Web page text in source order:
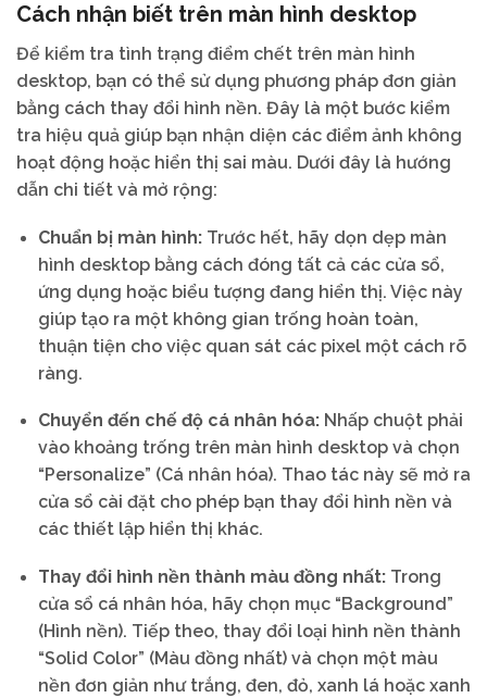
Cách nhận biết trên màn hình desktop
Để kiểm tra tình trạng điểm chết trên màn hình
desktop, bạn có thể sử dụng phương pháp đơn giản
bằng cách thay đổi hình nền. Đây là một bước kiểm
tra hiệu quả giúp bạn nhận diện các điểm ảnh không
hoạt động hoặc hiển thị sai màu. Dưới đây là hướng
dẫn chi tiết và mở rộng:
Chuẩn bị màn hình: Trước hết, hãy dọn dẹp màn
hình desktop bằng cách đóng tất cả các cửa sổ,
ứng dụng hoặc biểu tượng đang hiển thị. Việc này
giúp tạo ra một không gian trống hoàn toàn,
thuận tiện cho việc quan sát các pixel một cách rõ
ràng.
Chuyển đến chế độ cá nhân hóa: Nhấp chuột phải
vào khoảng trống trên màn hình desktop và chọn
“Personalize” (Cá nhân hóa). Thao tác này sẽ mở ra
cửa sổ cài đặt cho phép bạn thay đổi hình nền và
các thiết lập hiển thị khác.
Thay đổi hình nền thành màu đồng nhất: Trong
cửa sổ cá nhân hóa, hãy chọn mục “Background”
(Hình nền). Tiếp theo, thay đổi loại hình nền thành
“Solid Color” (Màu đồng nhất) và chọn một màu
nền đơn giản như trắng, đen, đỏ, xanh lá hoặc xanh